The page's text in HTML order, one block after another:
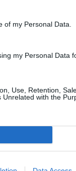
of my Personal Data.
my Personal Data
Use, Retention,
with the